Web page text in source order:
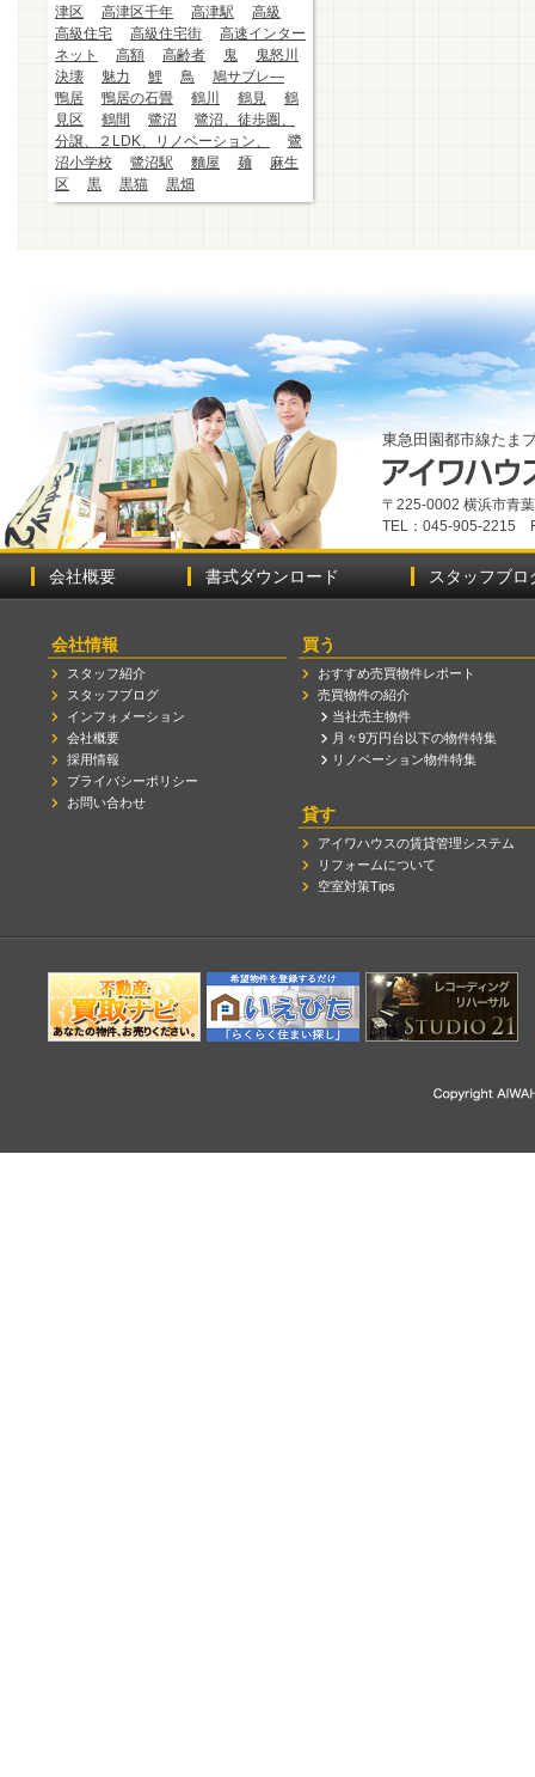
津区
高津区千年 高津駅
高級
高級住宅
高級住宅街
高速インター
ネット
高額 高齢者 鬼
鬼怒川
決壊
魅力 鯉 鳥
鳩サブレ―
鴨居
鴨居の石畳 鶴川 鶴見
鶴
見区
鶴間 鷺沼
鷺沼、徒歩圏、
分譲、２LDK、リノベーション、
鷺
沼小学校
鷺沼駅 麵屋 麺
麻生
区
黒 黒猫 黒畑
東急田園都市線たま
〒225-0002 横浜市青
TEL：045-905-2215
会社概要 書式ダウンロード スタッフブロ
会社情報
スタッフ紹介
スタッフブログ
インフォメーション
会社概要
採用情報
プライバシーポリシー
お問い合わせ
買う
おすすめ売買物件レポート
売買物件の紹介
当社売主物件
月々9万円台以下の物件特集
リノベーション物件特集
貸す
アイワハウスの賃貸管理システム
リフォームについて
空室対策Tips